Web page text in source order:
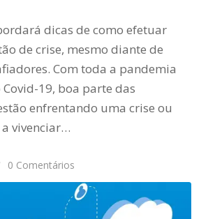
dicas de como efetuar
de crise, mesmo diante de
Com toda a pandemia
19, boa parte das
enfrentando uma crise ou
vivenciar…
0 Comentários